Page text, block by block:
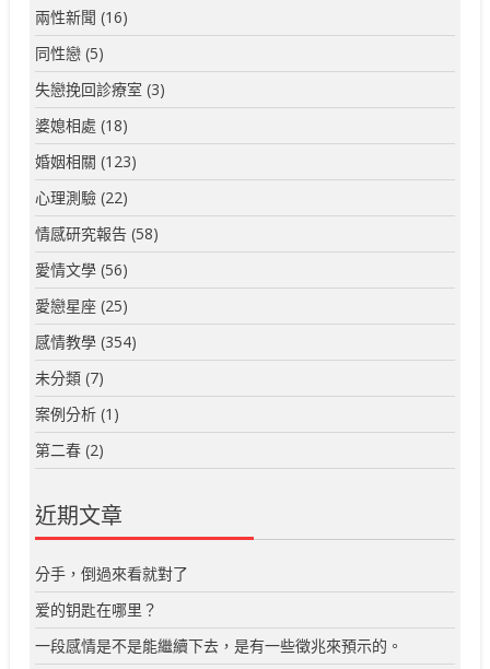
兩性新聞 (16)
同性戀 (5)
失戀挽回診療室 (3)
婆媳相處 (18)
婚姻相關 (123)
心理測驗 (22)
情感研究報告 (58)
愛情文學 (56)
愛戀星座 (25)
感情教學 (354)
未分類 (7)
案例分析 (1)
第二春 (2)
近期文章
分手，倒過來看就對了
爱的钥匙在哪里？
一段感情是不是能繼續下去，是有一些徵兆來預示的。